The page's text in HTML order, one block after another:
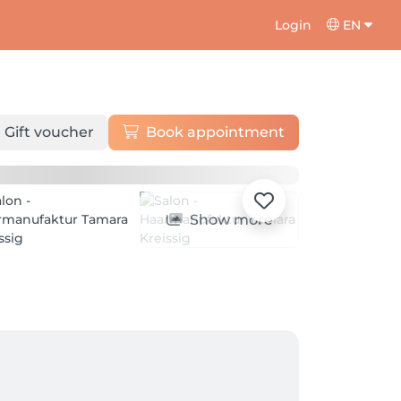
Login EN
Gift voucher Book appointment
Show more